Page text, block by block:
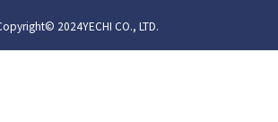
2024YECHI CO., LTD.